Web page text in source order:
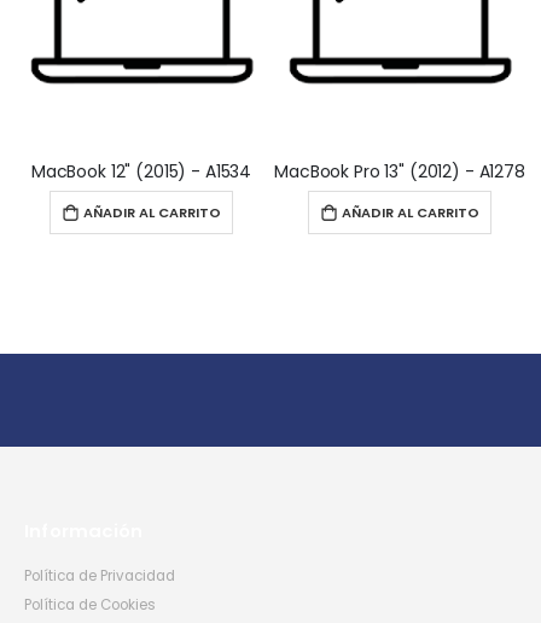
MacBook 12" (2015) - A1534
AÑADIR AL CARRITO
MacBook Pro 13" (2012) - A1278
AÑADIR AL CARRITO
Política de Privacidad
Política de Cookies